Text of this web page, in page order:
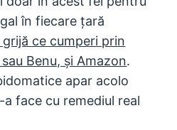
în fiecare țară
grijă ce cumperi prin
Benu, și Amazon.
apar acolo
face cu remediul real